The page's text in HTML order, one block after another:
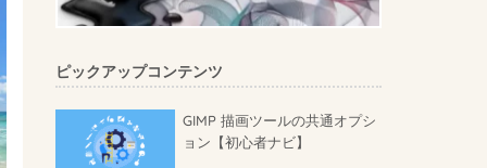
ピックアップコンテンツ
GIMP 描画ツールの共通オプシ
ョン【初心者ナビ】